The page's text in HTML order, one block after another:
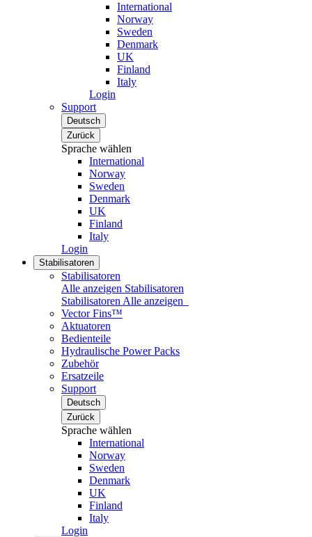
International
Norway
Sweden
Denmark
UK
Finland
Italy
Login
Support
Deutsch
Zurück
Sprache wählen
International
Norway
Sweden
Denmark
UK
Finland
Italy
Login
Stabilisatoren
Stabilisatoren
Alle anzeigen Stabilisatoren
Stabilisatoren Alle anzeigen
Vector Fins™
Aktuatoren
Bedienteile
Hydraulische Power Packs
Zubehör
Ersatzeile
Support
Deutsch
Zurück
Sprache wählen
International
Norway
Sweden
Denmark
UK
Finland
Italy
Login